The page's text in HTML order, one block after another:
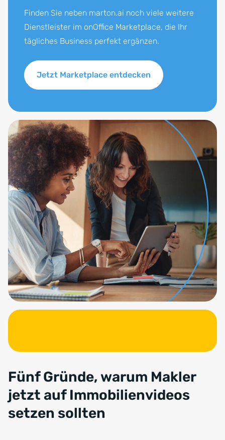
Finden Sie neben marton.ai noch viele weitere
Dienstleister im onOffice Marketplace, die Ihr
tägliches Business perfekt ergänzen.
Jetzt Marketplace entdecken
Fünf Gründe, warum Makler
jetzt auf Immobilienvideos
setzen sollten